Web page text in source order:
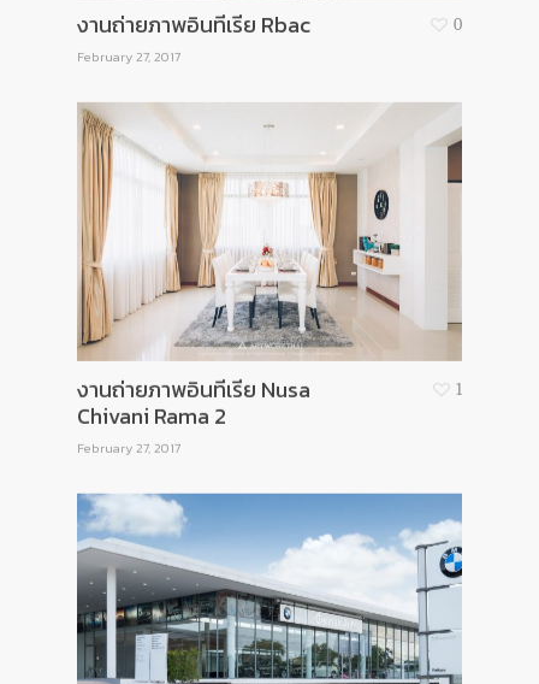
งานถ่ายภาพอินทีเรีย Rbac
February 27, 2017
0
งานถ่ายภาพอินทีเรีย Nusa
Chivani Rama 2
February 27, 2017
1